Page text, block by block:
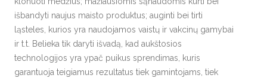
išbandyti naujus maisto produktus; auginti bei tirti
ląsteles, kurios yra naudojamos vaistų ir vakcinų gamybai
ir t.t. Belieka tik daryti išvadą, kad aukštosios
technologijos yra ypač puikus sprendimas, kuris
garantuoja teigiamus rezultatus tiek gamintojams, tiek